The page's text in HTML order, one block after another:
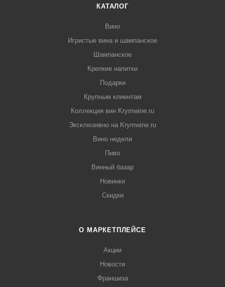
КАТАЛОГ
Вино
Игристые вина и шампанское
Шампанское
Крепкие напитки
Подарки
Крупным клиентам
Коллекция вин Krymwine.ru
Эксклюзивно на Krymwine.ru
Вино недели
Пиво
Винный базар
Новинки
Скидки
О МАРКЕТПЛЕЙСЕ
Акции
Новости
Франшиза